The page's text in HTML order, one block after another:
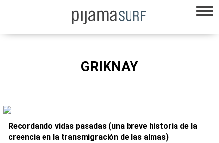
GRIKNAY
Recordando vidas pasadas (una breve historia de la
creencia en la transmigración de las almas)